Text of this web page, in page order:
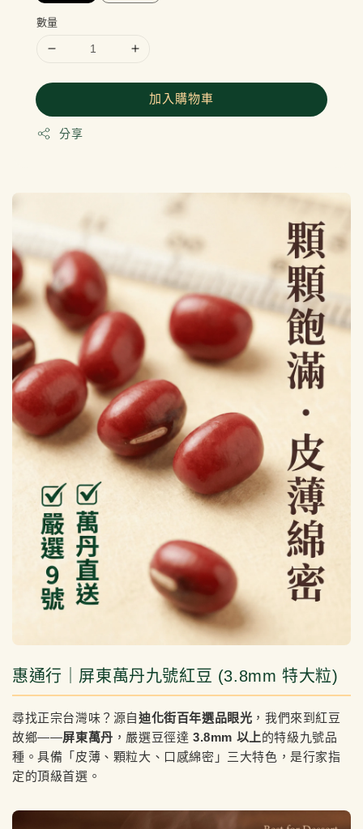
數量
加入購物車
分享
惠通行｜屏東萬丹九號紅豆 (3.8mm 特大粒)
尋找正宗台灣味？源自迪化街百年選品眼光 ，我們來到紅豆
故鄉——屏東萬丹 ，嚴選豆徑達3.8mm 以上的特級九號品
種。具備「皮薄、顆粒大、口感綿密」三大特色，是行家指
定的頂級首選。